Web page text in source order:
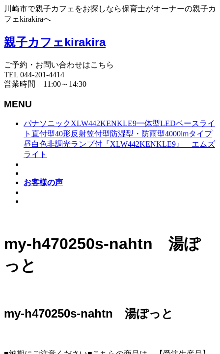
川崎市で親子カフェをお探しなら保育士がオーナーの親子カ
フェkirakiraへ
親子カフェkirakira
ご予約・お問い合わせはこちら
TEL 044-201-4414
営業時間 11:00～14:30
MENU
パナソニックXLW442KENKLE9一体型LEDベースライ
ト直付型40形反射笠付型防湿型・防雨型4000lmタイプ
昼白色非調光ランプ付『XLW442KENKLE9』 エムズ
ライト
お客様の声
my-h470250s-nahtn 湯ぽ
っと
my-h470250s-nahtn 湯ぽっと